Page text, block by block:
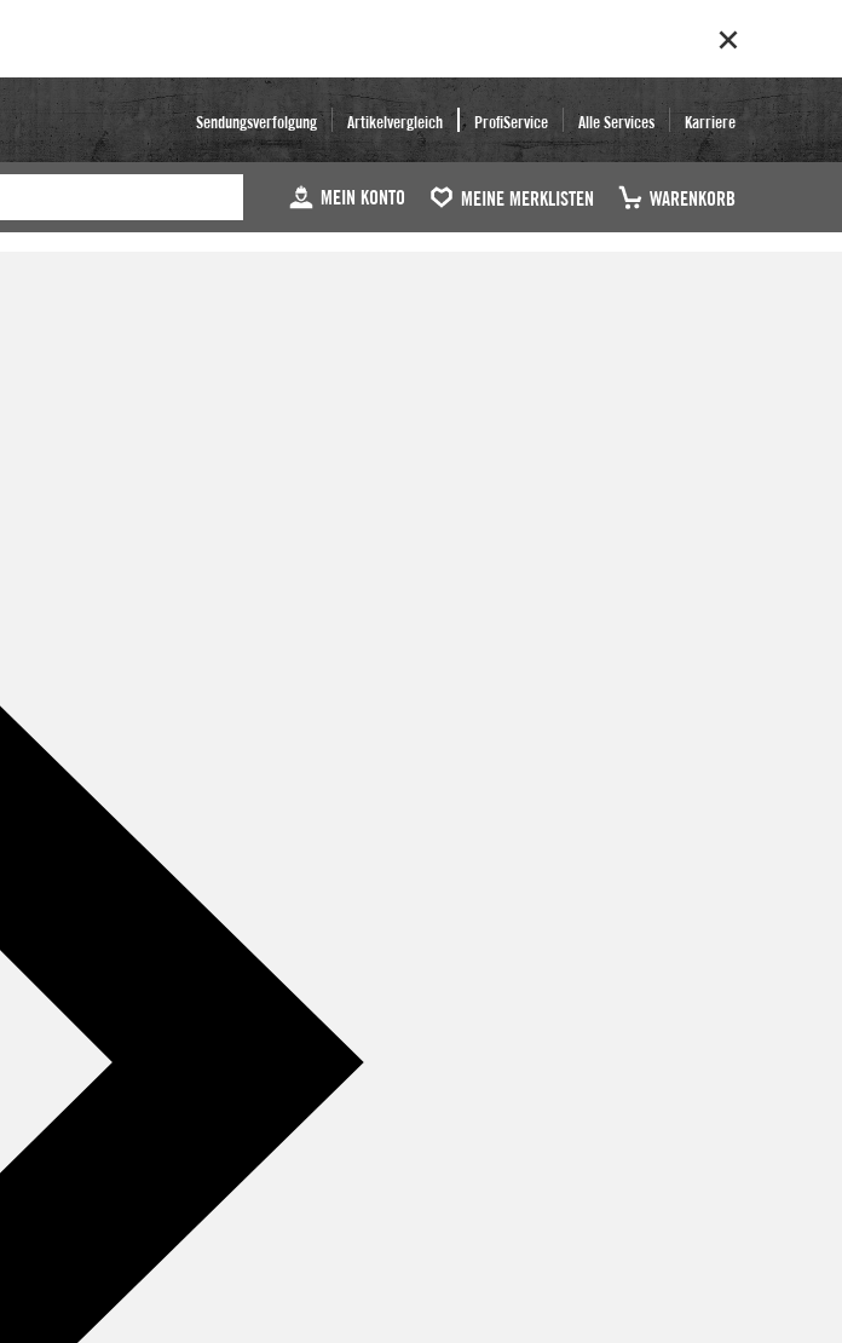
Sendungsverfolgung Artikelvergleich ProfiService Alle Services Karriere
MEIN KONTO MEINE MERKLISTEN WARENKORB